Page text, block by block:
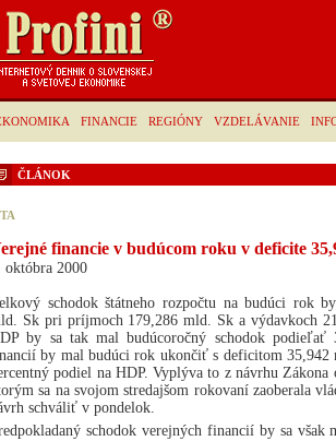
FINANCIE REGIÓNY VZDELÁVANIE
ČLÁNOK
financie v budúcom roku v deficite
októbra 2000
schodok štátneho rozpočtu na budúci rok
Sk pri príjmoch 179,286 mld. Sk a výdavkoch
by sa tak mal budúcoročný schodok
by mal budúci rok ukončiť s deficitom 35,942
podiel na HDP. Vyplýva to z návrhu Zákona
sa na svojom stredajšom rokovaní zaoberala
schváliť v pondelok.
schodok verejných financií by sa